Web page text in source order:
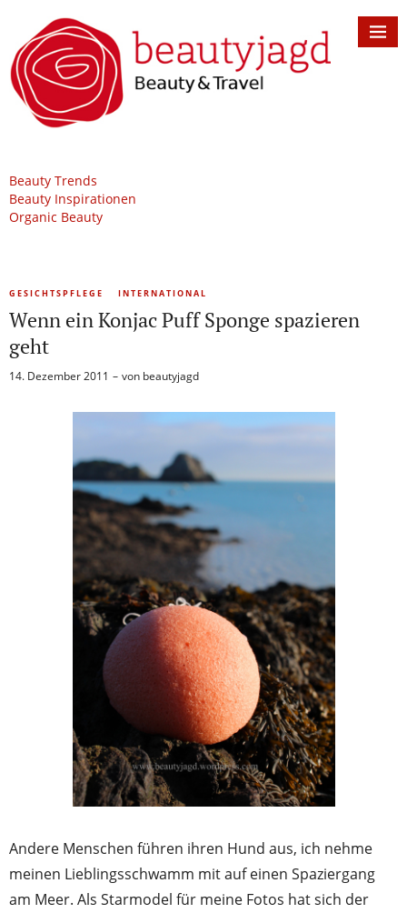
Beauty Trends
Beauty Inspirationen
Organic Beauty
GESICHTSPFLEGE INTERNATIONAL
Wenn ein Konjac Puff Sponge spazieren
geht
14. Dezember 2011 von beautyjagd
Andere Menschen führen ihren Hund aus, ich nehme
meinen Lieblingsschwamm mit auf einen Spaziergang
am Meer. Als Starmodel für meine Fotos hat sich der